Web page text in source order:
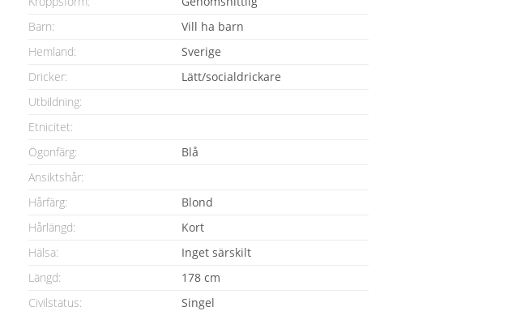
Barn:
Vill ha barn
Hemland:
Sverige
Dricker:
Lätt/socialdrickare
Utbildning:
Etnicitet:
Ögonfärg:
Blå
Ansiktshår:
Hårfärg:
Blond
Hårlängd:
Kort
Hälsa:
Inget särskilt
Längd:
178 cm
Civilstatus:
Singel